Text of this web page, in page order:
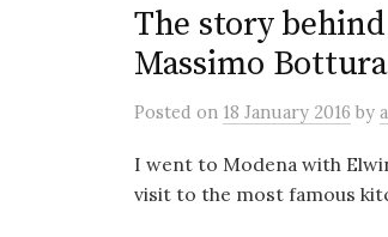
The story
Massimo Bottura
Posted on 18 January 2016 by
I went to Modena with
visit to the most famous